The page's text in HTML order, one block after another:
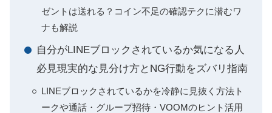
ゼントは送れる？コイン不足の確認テクに潜むワ
ナも解説
自分がLINEブロックされているか気になる人
必見現実的な見分け方とNG行動をズバリ指南
LINEブロックされているかを冷静に見抜く方法ト
ークや通話・グループ招待・VOOMのヒント活用